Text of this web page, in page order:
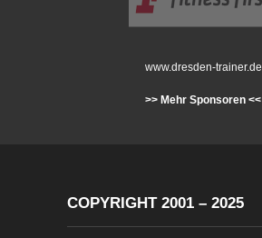
www.dresden-trainer.de
>> Mehr Sponsoren <<
COPYRIGHT 2001 – 2025